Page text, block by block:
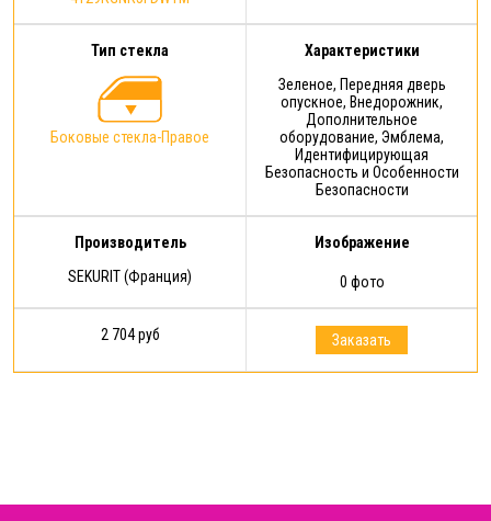
Тип стекла
Боковые стекла-Правое
Характеристики
Зеленое, Передняя дверь
опускное, Внедорожник,
Дополнительное
оборудование, Эмблема,
Идентифицирующая
Безопасность и Особенности
Безопасности
Производитель
SEKURIT (Франция)
Изображение
0 фото
2 704 руб Заказать